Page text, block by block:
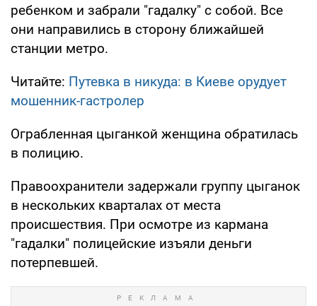
ребенком и забрали "гадалку" с собой. Все
они направились в сторону ближайшей
станции метро.
Читайте: Путевка в никуда: в Киеве орудует
мошенник-гастролер
Ограбленная цыганкой женщина обратилась
в полицию.
Правоохранители задержали группу цыганок
в нескольких кварталах от места
происшествия. При осмотре из кармана
"гадалки" полицейские изъяли деньги
потерпевшей.